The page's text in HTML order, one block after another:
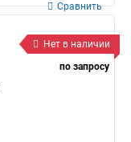
Сравнить
Нет в наличии
по запросу